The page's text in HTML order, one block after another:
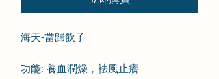
海天-當歸飲子
功能: 養血潤燥，袪風止癢